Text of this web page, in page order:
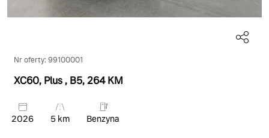
Nr oferty: 99100001
XC60, Plus, B5, 264 KM
2026 5 km Benzyna